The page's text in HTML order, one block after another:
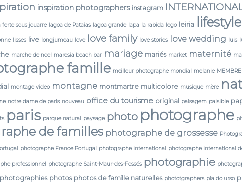
inspiration photographers instagram
ferte sous jouarre lagoa de Pataias lagoa grande lapa la rabida lego leiria lifestyle
lisses live longjumeau love love family love stories love wedding luis
marche de noel maresia beach bar mariage mariés market maternité
famille meilleur photographe mondial melanie MEMBRE
montage video montagne montmartre multicolore musique mère
notre dame de paris nouveau office du tourisme original paisagem paisible
paris parque natural paysage photo photographe
de familles photographe de grossesse
photographe France Portugal photographe international photographe international
professionnel photographe Saint-Maur-des-Fossés photographie
photographies photos photos de famille naturelles phototgraphers pia do urso